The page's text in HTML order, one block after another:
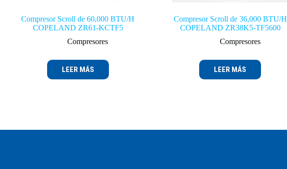
Compresor Scroll de 60,000 BTU/H
COPELAND ZR61-KCTF5
Compresores
LEER MÁS
Compresor Scroll de 36,000 BTU/H
COPELAND ZR38K5-TF5600
Compresores
LEER MÁS